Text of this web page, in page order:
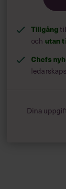
Tillgång
och utan
Chefs
Dina